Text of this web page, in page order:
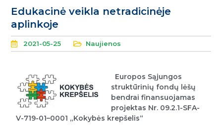
Edukacinė veikla netradicinėje
aplinkoje
2021-05-25 Naujienos
Europos Sąjungos
struktūrinių fondų lėšų
bendrai finansuojamas
projektas Nr. 09.2.1-SFA-
V-719-01–0001 „Kokybės krepšelis“